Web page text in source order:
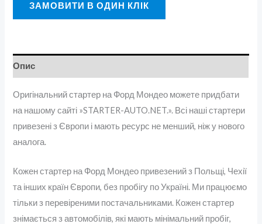
ЗАМОВИТИ В ОДИН КЛІК
Опис
Оригінальний стартер на Форд Мондео можете придбати
на нашому сайті »STARTER-AUTO.NET.». Всі наші стартери
привезені з Європи і мають ресурс не менший, ніж у нового
аналога.
Кожен стартер на Форд Мондео привезений з Польщі, Чехії
та інших країн Європи, без пробігу по Україні. Ми працюємо
тільки з перевіреними постачальниками. Кожен стартер
знімається з автомобілів, які мають мінімальний пробіг,